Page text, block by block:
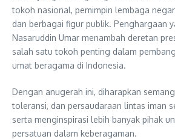
tokoh nasional, pemimpin lembaga
dan berbagai figur publik. Penghargaan
Nasaruddin Umar menambah deretan
salah satu tokoh penting dalam
umat beragama di Indonesia.
Dengan anugerah ini, diharapkan
toleransi, dan persaudaraan lintas iman
serta menginspirasi lebih banyak pihak
persatuan dalam keberagaman.